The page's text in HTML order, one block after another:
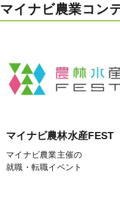
マイナビ農業コン
マイナビ農林水産FEST
マイナビ農業主催の
就職・転職イベント